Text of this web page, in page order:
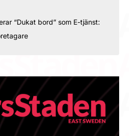
“Dukat bord” som E-tjänst: